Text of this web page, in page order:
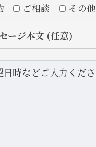
ご相談 その他
ージ本文 (任意)